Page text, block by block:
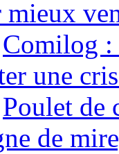
Comilog :
une
Poulet de
de